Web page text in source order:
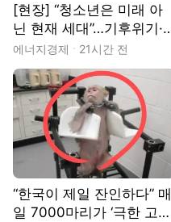
[현장] “청소년은 미래 아
닌 현재 세대”…기후위기·
물 해법 제시한 18개국 청
소년들
에너지경제 21시간 전
“한국이 제일 잔인하다” 매
일 7000마리가 ‘극한 고